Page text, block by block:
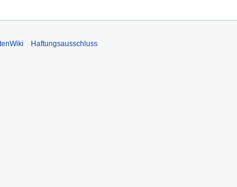
Haftungsausschluss